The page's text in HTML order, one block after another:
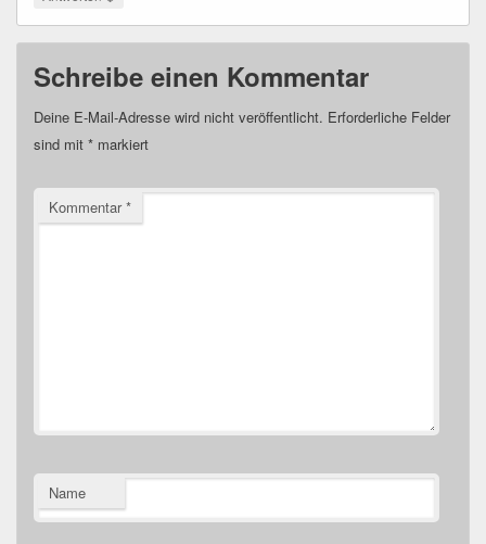
Schreibe einen Kommentar
Deine E-Mail-Adresse wird nicht veröffentlicht. Erforderliche Felder
sind mit * markiert
Kommentar*
Name